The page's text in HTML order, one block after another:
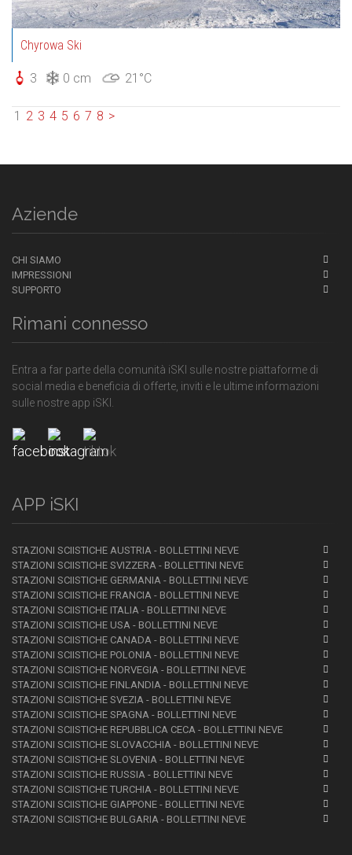
Chyrowa Ski
3 0 cm 21°C
1 2 3 4 5 6 7 8 >
Aziende
CHI SIAMO
IMPRESSIONI
SUPPORTO
Rimani connesso
Entra a far parte della comunità iSKI sulle nostre piattaforme di
social media e beneficia di offerte, inviti e le ultime informazioni
sulle nostre app iSKI.
APP iSKI
STAZIONI SCIISTICHE AUSTRIA - BOLLETTINI NEVE
STAZIONI SCIISTICHE SVIZZERA - BOLLETTINI NEVE
STAZIONI SCIISTICHE GERMANIA - BOLLETTINI NEVE
STAZIONI SCIISTICHE FRANCIA - BOLLETTINI NEVE
STAZIONI SCIISTICHE ITALIA - BOLLETTINI NEVE
STAZIONI SCIISTICHE USA - BOLLETTINI NEVE
STAZIONI SCIISTICHE CANADA - BOLLETTINI NEVE
STAZIONI SCIISTICHE POLONIA - BOLLETTINI NEVE
STAZIONI SCIISTICHE NORVEGIA - BOLLETTINI NEVE
STAZIONI SCIISTICHE FINLANDIA - BOLLETTINI NEVE
STAZIONI SCIISTICHE SVEZIA - BOLLETTINI NEVE
STAZIONI SCIISTICHE SPAGNA - BOLLETTINI NEVE
STAZIONI SCIISTICHE REPUBBLICA CECA - BOLLETTINI NEVE
STAZIONI SCIISTICHE SLOVACCHIA - BOLLETTINI NEVE
STAZIONI SCIISTICHE SLOVENIA - BOLLETTINI NEVE
STAZIONI SCIISTICHE RUSSIA - BOLLETTINI NEVE
STAZIONI SCIISTICHE TURCHIA - BOLLETTINI NEVE
STAZIONI SCIISTICHE GIAPPONE - BOLLETTINI NEVE
STAZIONI SCIISTICHE BULGARIA - BOLLETTINI NEVE